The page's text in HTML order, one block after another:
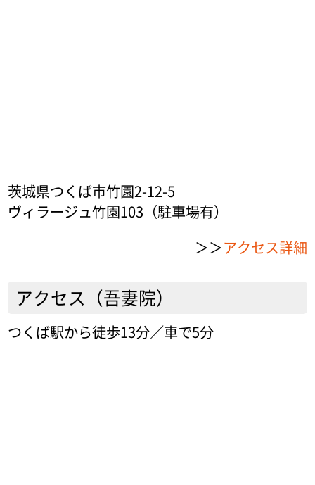
茨城県つくば市竹園2-12-5
ヴィラージュ竹園103（駐車場有）
＞＞アクセス詳細
アクセス（吾妻院）
つくば駅から徒歩13分／車で5分